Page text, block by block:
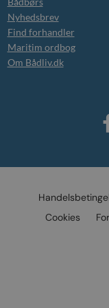
Nyhedsbrev
Find forhandler
Maritim ordbog
Om Bådliv.dk
Cookies